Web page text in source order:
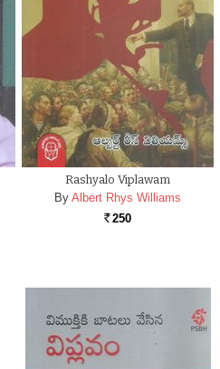
Rashyalo Viplawam
By Albert Rhys Williams
Rs. 250